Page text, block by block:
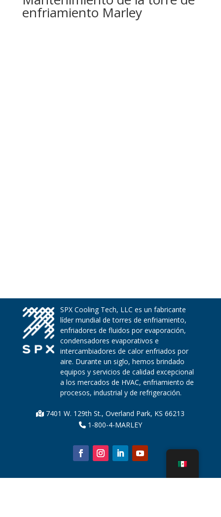
enfriamiento Marley
SPX Cooling Tech, LLC es un fabricante
líder mundial de torres de enfriamiento,
enfriadores de fluidos por evaporación,
condensadores evaporativos e
intercambiadores de calor enfriados por
aire. Durante un siglo, hemos brindado
equipos y servicios de calidad excepcional
a los mercados de HVAC, enfriamiento de
procesos, industrial y de refrigeración.
7401 W. 129th St., Overland Park, KS 66213
1-800-4-MARLEY